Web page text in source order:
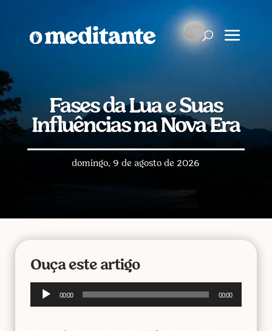
Fases da Lua e Suas
Influências na Nova Era
domingo, 9 de agosto de 2026
Ouça este artigo
Tocador
00:00 00:00